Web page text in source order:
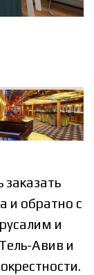
и обратно с
и
Авив и